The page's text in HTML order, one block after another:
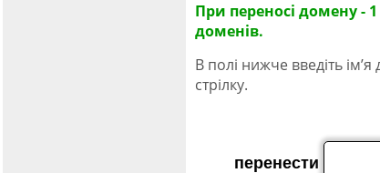
При переносі домену -
доменів.
В полі нижче введіть
стрілку.
перенести